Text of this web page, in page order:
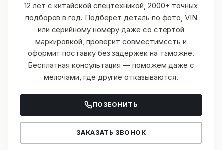
12 лет с китайской спецтехникой, 2000+ точных
подборов в год. Подберёт деталь по фото, VIN
или серийному номеру даже со стёртой
маркировкой, проверит совместимость и
оформит поставку без задержек на таможне.
Бесплатная консультация — поможем даже с
мелочами, где другие отказываются.
ПОЗВОНИТЬ
ЗАКАЗАТЬ ЗВОНОК